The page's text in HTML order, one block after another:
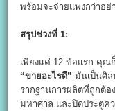
พร้อมจะจ่ายแพงกว่าอย่
สรุปช่วงที่ 1:
เพียงแค่ 12 ข้อแรก คุณ
“ขายอะไรดี” มันเป็นศิล
รากฐานการผลิตที่ถูกต้
มหาศาล และปิดประตูค